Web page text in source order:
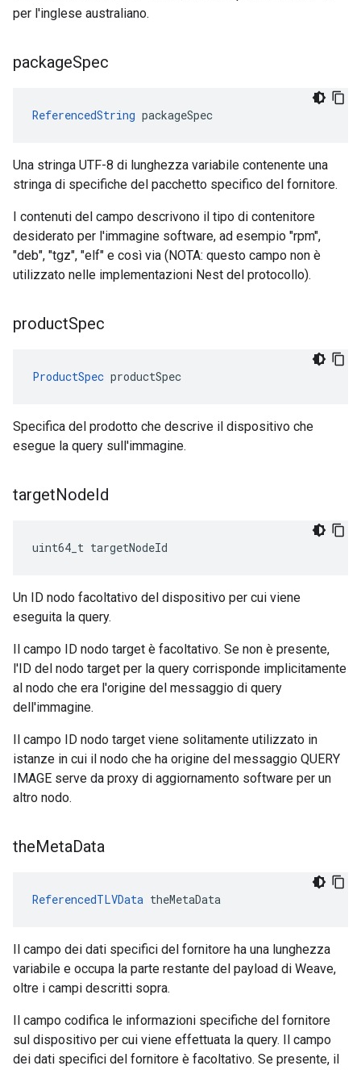
per l'inglese australiano.
packageSpec
ReferencedString packageSpec
Una stringa UTF-8 di lunghezza variabile contenente una
stringa di specifiche del pacchetto specifico del fornitore.
I contenuti del campo descrivono il tipo di contenitore
desiderato per l'immagine software, ad esempio "rpm",
"deb", "tgz", "elf" e così via (NOTA: questo campo non è
utilizzato nelle implementazioni Nest del protocollo).
productSpec
ProductSpec productSpec
Specifica del prodotto che descrive il dispositivo che
esegue la query sull'immagine.
targetNodeId
uint64_t targetNodeId
Un ID nodo facoltativo del dispositivo per cui viene
eseguita la query.
Il campo ID nodo target è facoltativo. Se non è presente,
l'ID del nodo target per la query corrisponde implicitamente
al nodo che era l'origine del messaggio di query
dell'immagine.
Il campo ID nodo target viene solitamente utilizzato in
istanze in cui il nodo che ha origine del messaggio QUERY
IMAGE serve da proxy di aggiornamento software per un
altro nodo.
theMetaData
ReferencedTLVData theMetaData
Il campo dei dati specifici del fornitore ha una lunghezza
variabile e occupa la parte restante del payload di Weave,
oltre i campi descritti sopra.
Il campo codifica le informazioni specifiche del fornitore
sul dispositivo per cui viene effettuata la query. Il campo
dei dati specifici del fornitore è facoltativo. Se presente, il